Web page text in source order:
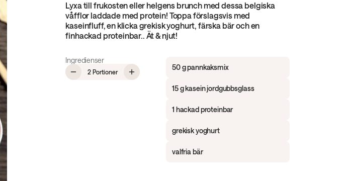
Lyxa till frukosten eller helgens brunch med dessa belgiska
våfflor laddade med protein! Toppa förslagsvis med
kaseinfluff, en klicka grekisk yoghurt, färska bär och en
finhackad proteinbar.. Ät & njut!
Ingredienser
2 Portioner, Belgiska våfflor 50 g pannkaksmix
15 g kasein jordgubbsglass
1 hackad proteinbar
grekisk yoghurt
valfria bär